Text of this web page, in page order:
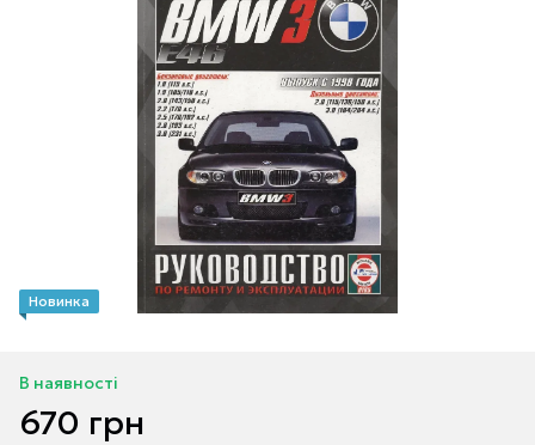
Новинка
В наявності
670 грн